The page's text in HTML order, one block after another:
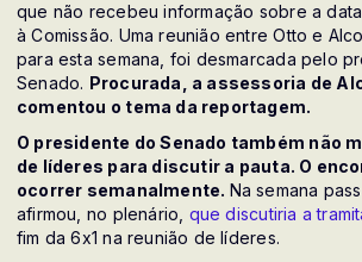
que não recebeu informação sobre a
à Comissão. Uma reunião entre Otto e
para esta semana, foi desmarcada pelo
Senado. Procurada, a assessoria de
comentou o tema da reportagem.
O presidente do Senado também não
de líderes para discutir a pauta. O
ocorrer semanalmente. Na semana
afirmou, no plenário, que discutiria a
fim da 6x1 na reunião de líderes.